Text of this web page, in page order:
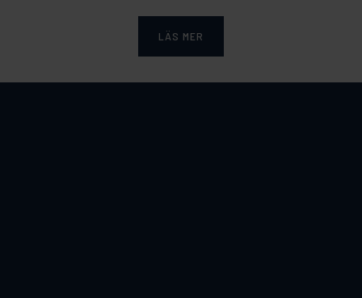
LÄS MER